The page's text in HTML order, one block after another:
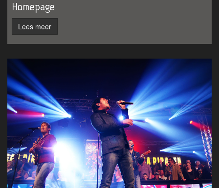
Homepage
Lees meer